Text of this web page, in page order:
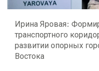
Ирина Яровая:
транспортного
развитии опорных
Востока